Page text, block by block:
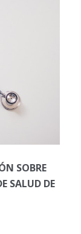
SOBRE
SALUD DE